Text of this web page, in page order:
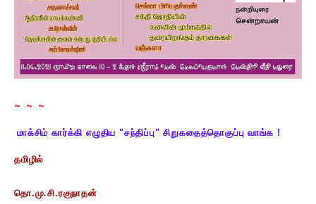
~ ~ ~
மாக்சிம் கார்க்கி எழுதிய "சந்திப்பு" சிறுகதைத்தொகுப்பு வாங்க !
தமிழில்
தொ.மு.சி.ரகுநாதன்